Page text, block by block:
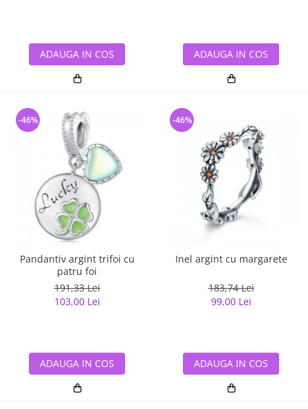
ADAUGA IN COS ADAUGA IN COS
Pandantiv argint trifoi cu
patru foi
191,33 Lei
103,00 Lei
-46%
ADAUGA IN COS
Inel argint cu margarete
183,74 Lei
99,00 Lei
-46%
ADAUGA IN COS